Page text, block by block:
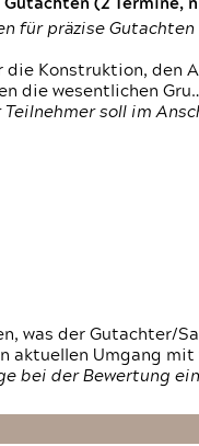
(2 Termine,
für präzise Gutachten
die Konstruktion, den
die wesentlichen
soll im
was der Gutachter/
aktuellen Umgang mit
bei der Bewertung